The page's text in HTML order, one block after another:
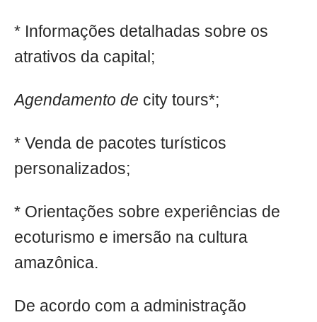
* Informações detalhadas sobre os
atrativos da capital;
Agendamento de city tours*;
* Venda de pacotes turísticos
personalizados;
* Orientações sobre experiências de
ecoturismo e imersão na cultura
amazônica.
De acordo com a administração